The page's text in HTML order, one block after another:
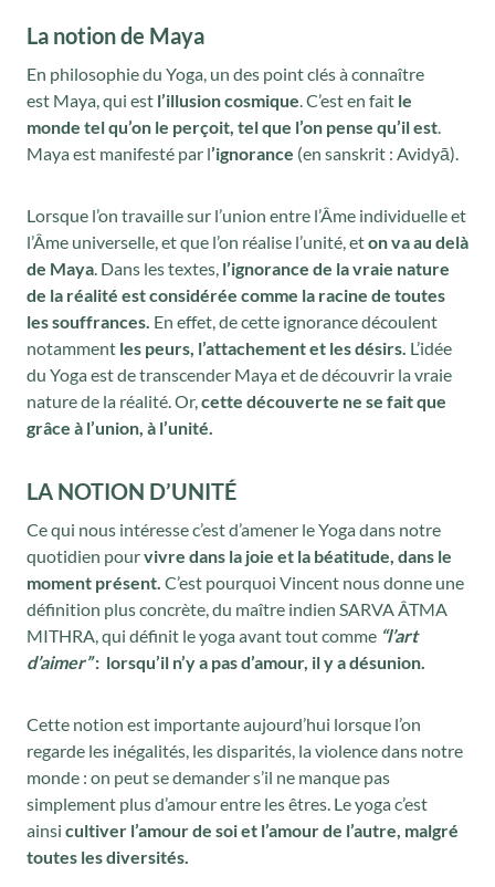
La notion de Maya
En philosophie du Yoga, un des point clés à connaître
est Maya, qui est l’illusion cosmique. C’est en fait le
monde tel qu’on le perçoit, tel que l’on pense qu’il est.
Maya est manifesté par l’ignorance (en sanskrit : Avidyā).
Lorsque l’on travaille sur l’union entre l’Âme individuelle et
l’Âme universelle, et que l’on réalise l’unité, eton va au delà
de Maya. Dans les textes, l’ignorance de la vraie nature
de la réalité est considérée comme la racine de toutes
les souffrances. En effet, de cette ignorance découlent
notamment les peurs, l’attachement et les désirs. L’idée
du Yoga est de transcender Maya et de découvrir la vraie
nature de la réalité. Or,cette découverte ne se fait que
grâce à l’union, à l’unité.
LA NOTION D’UNITÉ
Ce qui nous intéresse c’est d’amener le Yoga dans notre
quotidien pourvivre dans la joie et la béatitude, dans le
moment présent. C’est pourquoi Vincent nous donne une
définition plus concrète, du maître indien SARVA ÂTMA
MITHRA, qui définit le yoga avant tout comme “l’art
d’aimer”: lorsqu’il n’y a pas d’amour, il y a désunion.
Cette notion est importante aujourd’hui lorsque l’on
regarde les inégalités, les disparités, la violence dans notre
monde : on peut se demander s’il ne manque pas
simplement plus d’amour entre les êtres. Le yoga c’est
ainsi cultiver l’amour de soi et l’amour de l’autre, malgré
toutes les diversités.